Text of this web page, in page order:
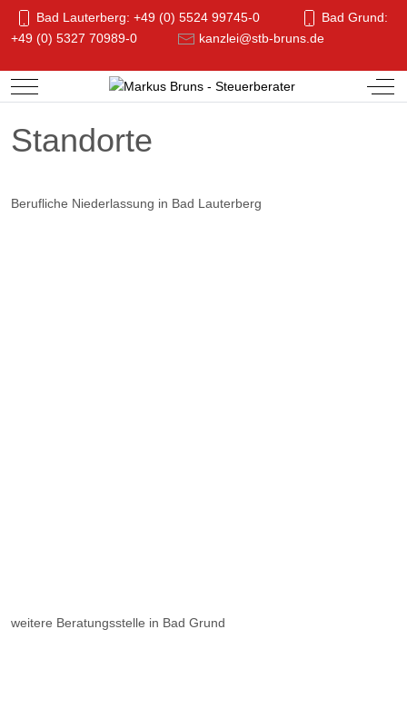
Bad Lauterberg: +49 (0) 5524 99745-0
Bad Grund:
+49 (0) 5327 70989-0
kanzlei@stb-bruns.de
Mobile Menu Toggle Off-
Standorte
Berufliche Niederlassung in Bad Lauterberg
weitere Beratungsstelle in Bad Grund